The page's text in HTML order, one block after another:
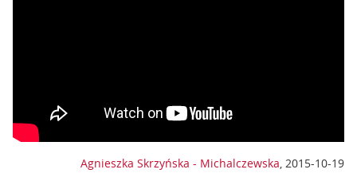
Agnieszka Skrzyńska - Michalczewska, 2015-10-19